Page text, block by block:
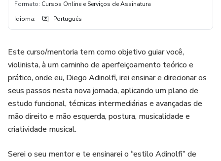
Formato: Cursos Online e Serviços de Assinatura
Idioma: Português
Este curso/mentoria tem como objetivo guiar você,
violinista, à um caminho de aperfeiçoamento teórico e
prático, onde eu, Diego Adinolfi, irei ensinar e direcionar os
seus passos nesta nova jornada, aplicando um plano de
estudo funcional, técnicas intermediárias e avançadas de
mão direito e mão esquerda, postura, musicalidade e
criatividade musical.
Serei o seu mentor e te ensinarei o “estilo Adinolfi” de